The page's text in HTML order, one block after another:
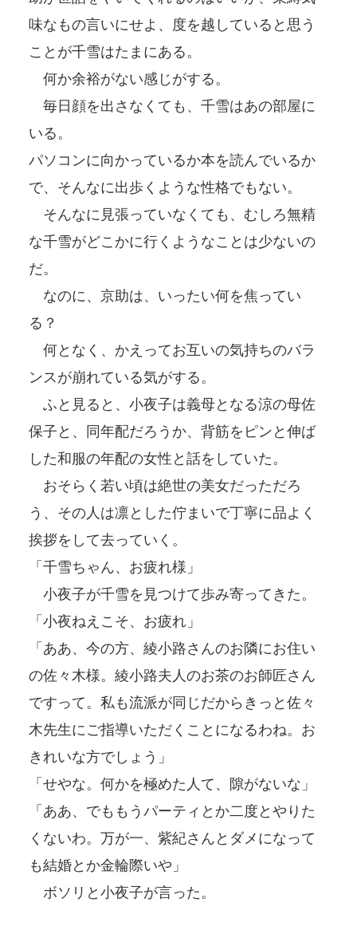
味なもの言いにせよ、度を越していると思う
ことが千雪はたまにある。
何か余裕がない感じがする。
毎日顔を出さなくても、千雪はあの部屋に
いる。
パソコンに向かっているか本を読んでいるか
で、そんなに出歩くような性格でもない。
そんなに見張っていなくても、むしろ無精
な千雪がどこかに行くようなことは少ないの
だ。
なのに、京助は、いったい何を焦ってい
る？
何となく、かえってお互いの気持ちのバラ
ンスが崩れている気がする。
ふと見ると、小夜子は義母となる涼の母佐
保子と、同年配だろうか、背筋をピンと伸ば
した和服の年配の女性と話をしていた。
おそらく若い頃は絶世の美女だっただろ
う、その人は凛とした佇まいで丁寧に品よく
挨拶をして去っていく。
「千雪ちゃん、お疲れ様」
小夜子が千雪を見つけて歩み寄ってきた。
「小夜ねえこそ、お疲れ」
「ああ、今の方、綾小路さんのお隣にお住い
の佐々木様。綾小路夫人のお茶のお師匠さん
ですって。私も流派が同じだからきっと佐々
木先生にご指導いただくことになるわね。お
きれいな方でしょう」
「せやな。何かを極めた人て、隙がないな」
「ああ、でももうパーティとか二度とやりた
くないわ。万が一、紫紀さんとダメになって
も結婚とか金輪際いや」
ボソリと小夜子が言った。